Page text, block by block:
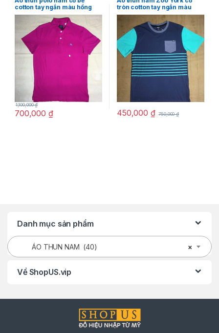
cotton tay ngắn màu hồng
Abercrombie&Fitch size M
hàng mỹ chính hãng
700,000 ₫
1,100,000₫
tròn cotton tay ngắn màu
xanh có sọc ngang size L
chính hãng hàng mỹ
450,000 ₫ 750,000₫
Danh mục sản phẩm
×
ÁO THUN NAM (40)
Về ShopUS.vip